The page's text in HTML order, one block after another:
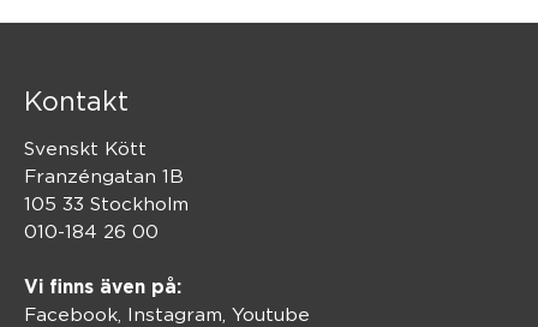
Kontakt
Svenskt Kött
Franzéngatan 1B
105 33 Stockholm
010-184 26 00
Vi finns även på:
Facebook, Instagram Youtube